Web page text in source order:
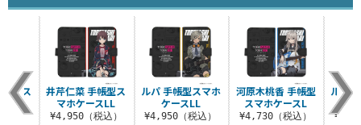
ルパ 手帳型スマホ
ケースLL
¥4,950（税込）
河原木桃香 手帳型
スマホケースL
¥4,730（税込）
ルパ
型ス
スL
込）
井芹仁菜 手帳型ス
マホケースLL
¥4,950（税込）